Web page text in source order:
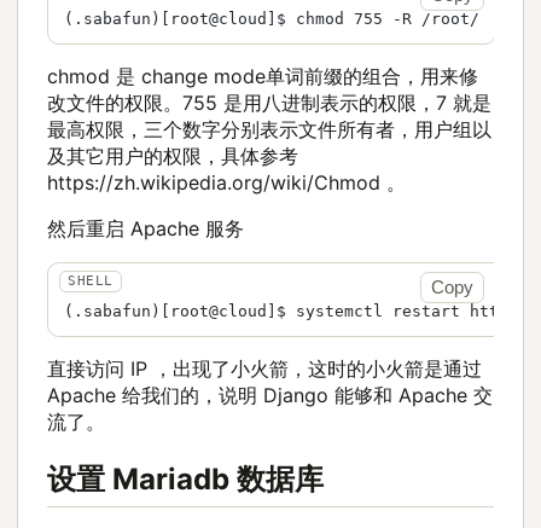
chmod 是 change mode单词前缀的组合，用来修
改文件的权限。755 是用八进制表示的权限，7 就是
最高权限，三个数字分别表示文件所有者，用户组以
及其它用户的权限，具体参考
https://zh.wikipedia.org/wiki/Chmod 。
然后重启 Apache 服务
Copy
直接访问 IP ，出现了小火箭，这时的小火箭是通过
Apache 给我们的，说明 Django 能够和 Apache 交
流了。
设置 Mariadb 数据库